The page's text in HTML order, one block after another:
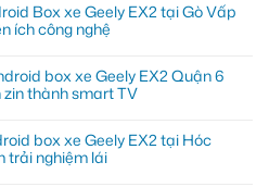
Box xe Geely EX2 tại Gò Vấp
ích công nghệ
box xe Geely EX2 Quận 6
thành smart TV
box xe Geely EX2 tại Hóc
trải nghiệm lái